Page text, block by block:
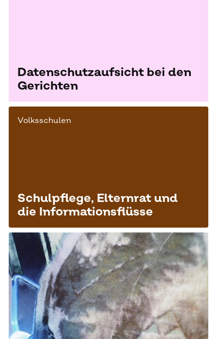
Datenschutzaufsicht bei den
Gerichten
Schulpflege, Elternrat und
die Informationsflüsse
Volksschulen